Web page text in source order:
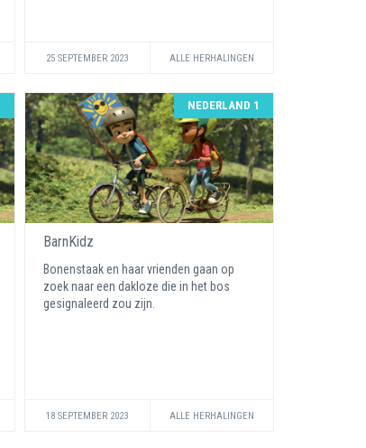
25 SEPTEMBER 2023 ALLE HERHALINGEN
NEDERLAND 1
BarnKidz
Bonenstaak en haar vrienden gaan op
zoek naar een dakloze die in het bos
gesignaleerd zou zijn.
18 SEPTEMBER 2023 ALLE HERHALINGEN